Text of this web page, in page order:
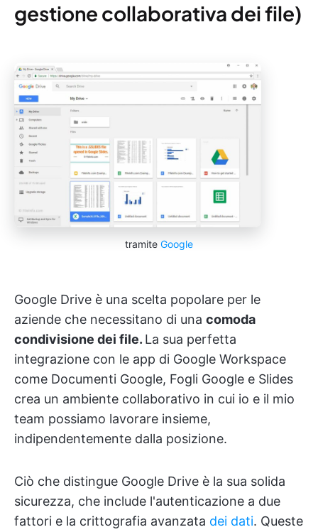
gestione collaborativa dei file)
tramite Google
Google Drive è una scelta popolare per le
aziende che necessitano di una comoda
condivisione dei file. La sua perfetta
integrazione con le app di Google Workspace
come Documenti Google, Fogli Google e Slides
crea un ambiente collaborativo in cui io e il mio
team possiamo lavorare insieme,
indipendentemente dalla posizione.
Ciò che distingue Google Drive è la sua solida
sicurezza, che include l'autenticazione a due
fattori e la crittografia avanzata dei dati. Queste